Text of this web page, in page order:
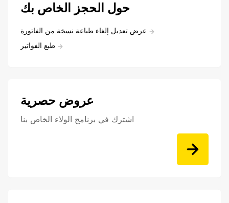
حول الحجز الخاص بك
عرض تعديل إلغاء طباعة نسخة من الفاتورة
طبع الفواتير
عروض حصرية
اشترك في برنامج الولاء الخاص بنا